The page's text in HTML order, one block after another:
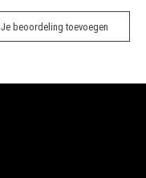
Je beoordeling toevoegen